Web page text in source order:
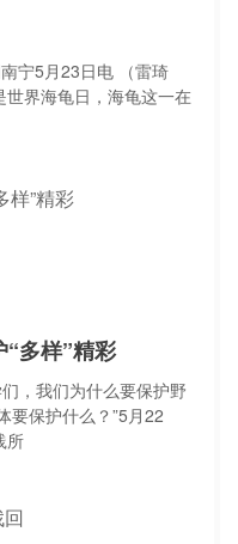
宁5月23日电 （雷琦
界海龟日，海龟这一在
多样”精彩
，我们为什么要保护野
要保护什么？”5月22
所